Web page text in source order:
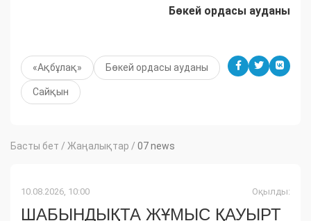
Бөкей ордасы ауданы
«Ақбұлақ» Бөкей ордасы ауданы
Сайқын
Басты бет / Жаңалықтар / 07 news
10.08.2026, 10:00 Оқылды:
ШАБЫНДЫҚТА ЖҰМЫС ҚАУЫРТ